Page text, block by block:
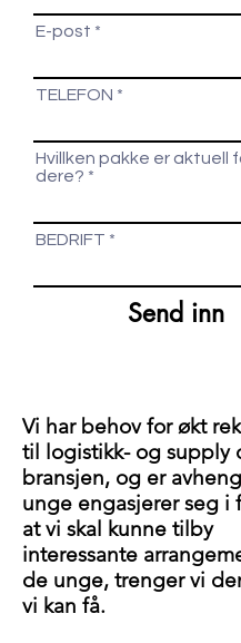
E-post
TELEFON
Hvillken pakke er aktuell
dere?
BEDRIFT
Send inn
Vi har behov for økt
til logistikk- og supply
bransjen, og er
unge engasjerer seg i
at vi skal kunne tilby
interessante
de unge, trenger vi
vi kan få.